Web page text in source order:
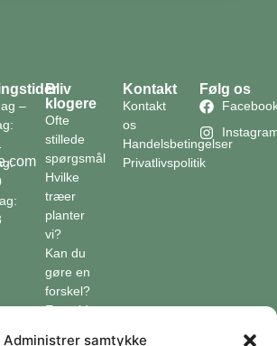
Administrer samtykke
–
Bliv
klogere
Ofte
stillede
spørgsmål
Hvilke
træer
planter
vi?
Kan du
gøre en
forskel?
En guide
Kontakt
Kontakt
os
Handelsbetingelser
Privatlivspolitik
Følg os